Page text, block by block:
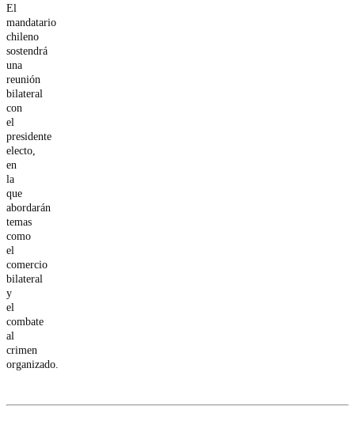
El
mandatario
chileno
sostendrá
una
reunión
bilateral
con
el
presidente
electo,
en
la
que
abordarán
temas
como
el
comercio
bilateral
y
el
combate
al
crimen
organizado.